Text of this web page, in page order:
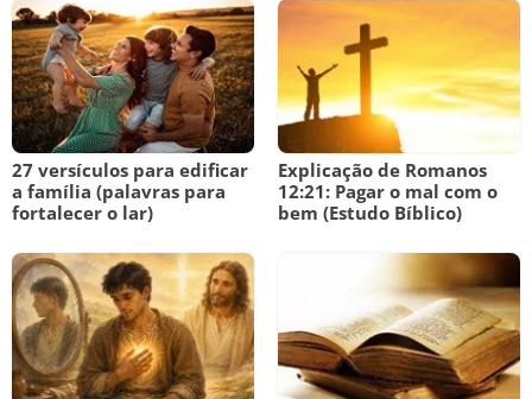
27 versículos para edificar
a família (palavras para
fortalecer o lar)
Explicação de Romanos
12:21: Pagar o mal com o
bem (Estudo Bíblico)